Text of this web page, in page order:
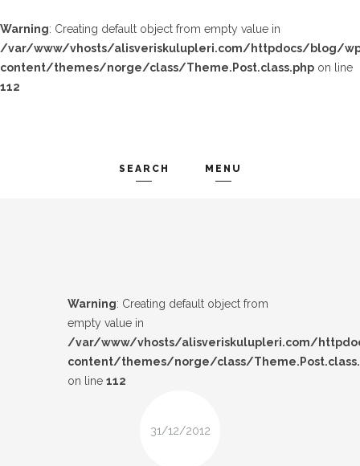
Warning: Creating default object from empty value in
/var/www/vhosts/alisveriskulupleri.com/httpdocs/blog/
content/themes/norge/class/Theme.Post.class.php on line
112
SEARCH MENU
Warning: Creating default object from
empty value in
/var/www/vhosts/alisveriskulupleri.com/
content/themes/norge/class/
on line 112
31/12/2012